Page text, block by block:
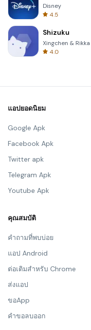
Disney
4.5
Shizuku
Xingchen & Rikka
4.0
แอปยอดนิยม
Google Apk
Facebook Apk
Twitter apk
Telegram Apk
Youtube Apk
คุณสมบัติ
คำถามที่พบบ่อย
แอป Android
ต่อเติมสำหรับ Chrome
ส่งแอป
ขอApp
คำขอลบออก